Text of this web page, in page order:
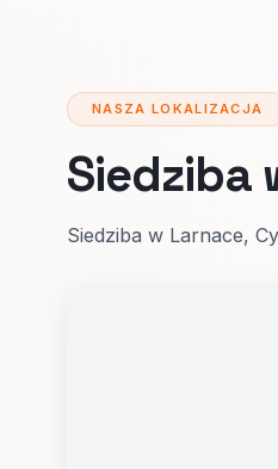
NASZA LOKALIZACJA
Siedziba
Siedziba w Larnace,